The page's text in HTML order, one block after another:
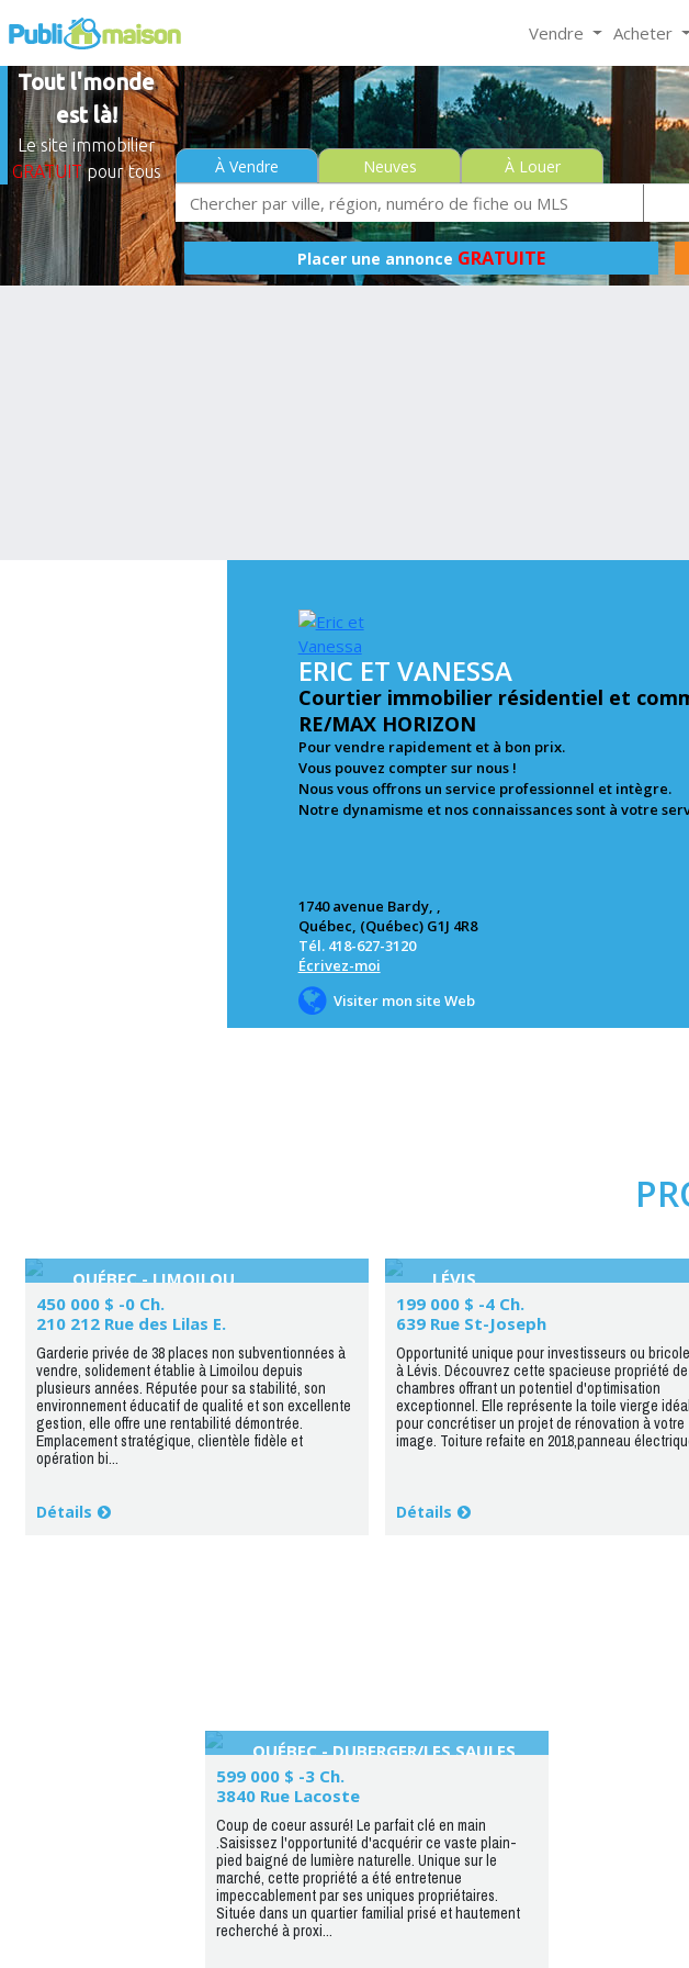
Tout l'monde
est là!
Le site immobilier
GRATUITpour tous
Vendre Acheter
À Vendre Neuves
À Louer
Placer une annonce GRATUITE
ERIC ET VANESSA
Courtier immobilier résidentiel et
RE/MAX HORIZON
Pour vendre rapidement et à bon prix.
Vous pouvez compter sur nous !
Nous vous offrons un service professionnel et intègre.
Notre dynamisme et nos connaissances sont à votre
1740 avenue Bardy, ,
Québec, (Québec) G1J 4R8
Tél. 418-627-3120
Écrivez-moi
Visiter mon site Web
QUÉBEC - LIMOILOU
450 000 $ -0 Ch.
210 212 Rue des Lilas E.
Garderie privée de 38 places non subventionnées à
vendre, solidement établie à Limoilou depuis
plusieurs années. Réputée pour sa stabilité, son
environnement éducatif de qualité et son excellente
gestion, elle offre une rentabilité démontrée.
Emplacement stratégique, clientèle fidèle et
opération bi...
Détails
LÉVIS
199 000 $ -4 Ch.
639 Rue St-Joseph
Opportunité unique pour investisseurs ou
à Lévis. Découvrez cette spacieuse propriété
chambres offrant un potentiel d'optimisation
exceptionnel. Elle représente la toile vierge
pour concrétiser un projet de rénovation à votre
image. Toiture refaite en 2018,panneau
Détails
QUÉBEC - DUBERGER/LES SAULES
599 000 $ -3 Ch.
3840 Rue Lacoste
Coup de coeur assuré! Le parfait clé en main
.Saisissez l'opportunité d'acquérir ce vaste plain-
pied baigné de lumière naturelle. Unique sur le
marché, cette propriété a été entretenue
impeccablement par ses uniques propriétaires.
Située dans un quartier familial prisé et hautement
recherché à proxi...